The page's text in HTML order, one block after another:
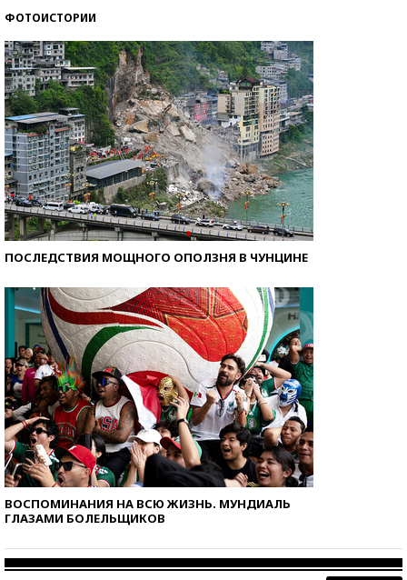
ФОТОИСТОРИИ
ПОСЛЕДСТВИЯ МОЩНОГО ОПОЛЗНЯ В ЧУНЦИНЕ
ВОСПОМИНАНИЯ НА ВСЮ ЖИЗНЬ. МУНДИАЛЬ
ГЛАЗАМИ БОЛЕЛЬЩИКОВ